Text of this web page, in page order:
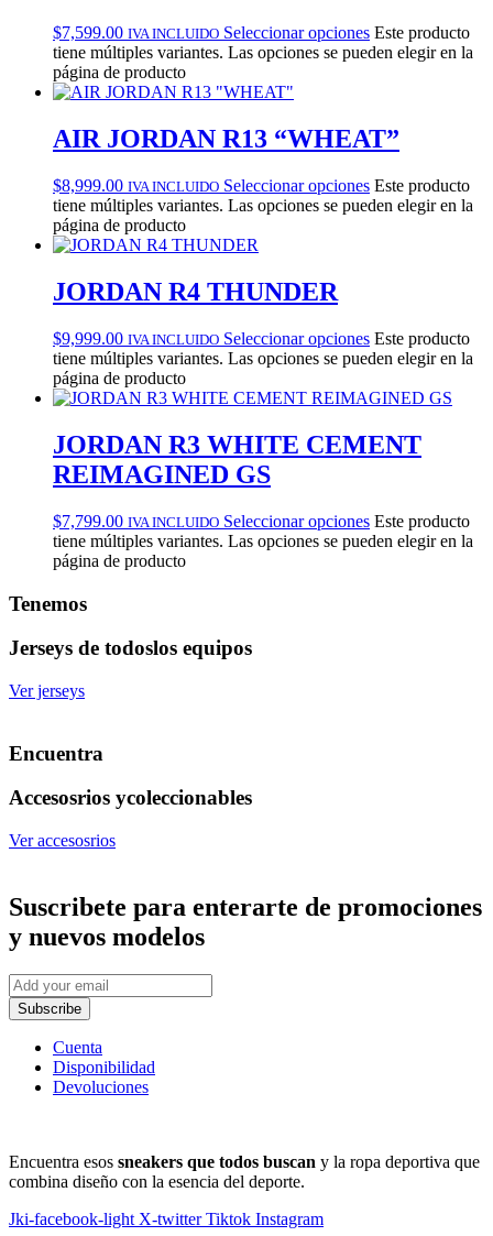
$7,599.00 IVA INCLUIDO Seleccionar opciones Este producto
tiene múltiples variantes. Las opciones se pueden elegir en la
página de producto
AIR JORDAN R13 “WHEAT”
$8,999.00 IVA INCLUIDO Seleccionar opciones Este producto
tiene múltiples variantes. Las opciones se pueden elegir en la
página de producto
JORDAN R4 THUNDER
$9,999.00 IVA INCLUIDO Seleccionar opciones Este producto
tiene múltiples variantes. Las opciones se pueden elegir en la
página de producto
JORDAN R3 WHITE CEMENT
REIMAGINED GS
$7,799.00 IVA INCLUIDO Seleccionar opciones Este producto
tiene múltiples variantes. Las opciones se pueden elegir en la
página de producto
Tenemos
Jerseys de todoslos equipos
Ver jerseys
Encuentra
Accesosrios ycoleccionables
Ver accesosrios
Suscribete para enterarte de promociones
y nuevos modelos
Subscribe
Cuenta
Disponibilidad
Devoluciones
Encuentra esos sneakers que todos buscan y la ropa deportiva que
combina diseño con la esencia del deporte.
Jki-facebook-light X-twitter Tiktok Instagram